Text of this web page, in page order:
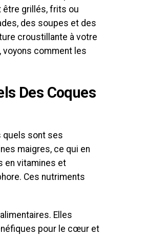
être grillés, frits ou
des soupes et des
croustillante à votre
voyons comment les
Des Coques
quels sont ses
maigres, ce qui en
en vitamines et
Ces nutriments
Elles
pour le cœur et